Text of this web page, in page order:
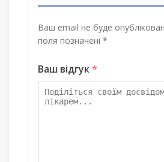
Ваш email не буде
поля позначені *
Ваш відгук*